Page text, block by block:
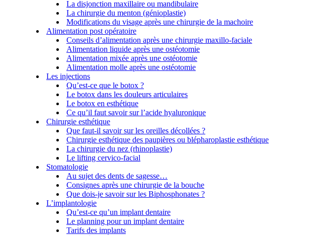
La disjonction maxillaire ou mandibulaire
La chirurgie du menton (génioplastie)
Modifications du visage après une chirurgie de la machoire
Alimentation post opératoire
Conseils d’alimentation après une chirurgie maxillo-faciale
Alimentation liquide après une ostéotomie
Alimentation mixée après une ostéotomie
Alimentation molle après une ostéotomie
Les injections
Qu’est-ce que le botox ?
Le botox dans les douleurs articulaires
Le botox en esthétique
Ce qu’il faut savoir sur l’acide hyaluronique
Chirurgie esthétique
Que faut-il savoir sur les oreilles décollées ?
Chirurgie esthétique des paupières ou blépharoplastie esthétique
La chirurgie du nez (rhinoplastie)
Le lifting cervico-facial
Stomatologie
Au sujet des dents de sagesse…
Consignes après une chirurgie de la bouche
Que dois-je savoir sur les Biphosphonates ?
L’implantologie
Qu’est-ce qu’un implant dentaire
Le planning pour un implant dentaire
Tarifs des implants